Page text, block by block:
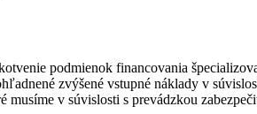
podmienok financovania
zvýšené vstupné náklady v
musíme v súvislosti s prevádzkou